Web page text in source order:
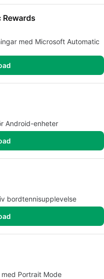
med Microsoft Automatic
Android-enheter
bordtennisupplevelse
Portrait Mode